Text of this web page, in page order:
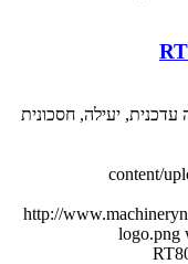
יעילה, חסכונית
content/
http://
logo.png